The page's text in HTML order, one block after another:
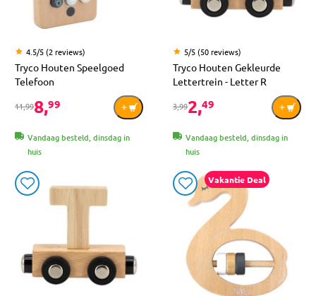
4.5/5 (2 reviews)
Tryco Houten Speelgoed
Telefoon
11,998,99
Vandaag besteld, dinsdag in
huis
5/5 (50 reviews)
Tryco Houten Gekleurde
Lettertrein - Letter R
3,992,49
Vandaag besteld, dinsdag in
huis
Vakantie Deal